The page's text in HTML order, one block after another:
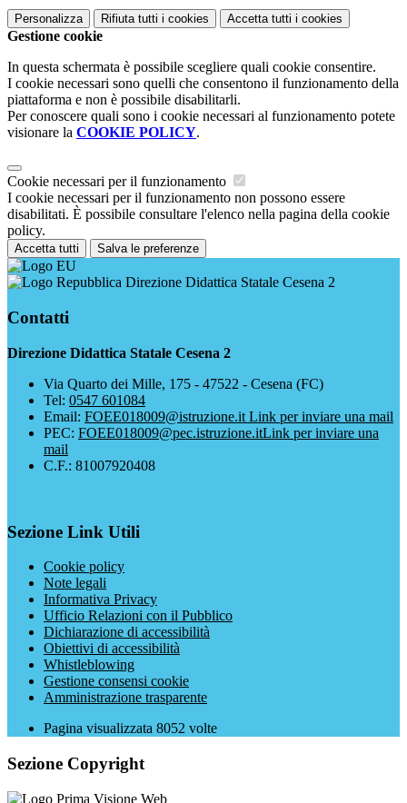
Personalizza Rifiuta tutti i cookies Accetta tutti i cookies
Gestione cookie
In questa schermata è possibile scegliere quali cookie consentire.
I cookie necessari sono quelli che consentono il funzionamento della
piattaforma e non è possibile disabilitarli.
Per conoscere quali sono i cookie necessari al funzionamento potete
visionare la COOKIE POLICY.
Cookie necessari per il funzionamento
I cookie necessari per il funzionamento non possono essere
disabilitati. È possibile consultare l'elenco nella pagina della cookie
policy.
Accetta tutti Salva le preferenze
Direzione Didattica Statale Cesena 2
Contatti
Direzione Didattica Statale Cesena 2
Via Quarto dei Mille, 175 - 47522 - Cesena (FC)
Tel: 0547 601084
Email: FOEE018009@istruzione.it Link per inviare una mail
PEC: FOEE018009@pec.istruzione.itLink per inviare una
mail
C.F.: 81007920408
Sezione Link Utili
Cookie policy
Note legali
Informativa Privacy
Ufficio Relazioni con il Pubblico
Dichiarazione di accessibilità
Obiettivi di accessibilità
Whistleblowing
Gestione consensi cookie
Amministrazione trasparente
Pagina visualizzata 8052 volte
Sezione Copyright